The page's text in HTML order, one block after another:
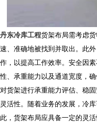
丹东冷库工程货架布局需考虑
速、准确地被找到并取出。此
作，以提高工作效率。安全因
性、承重能力以及通道宽度，
对货架进行承重能力评估、稳
灵活性。随着业务的发展，冷
此，货架布局应具备一定的灵